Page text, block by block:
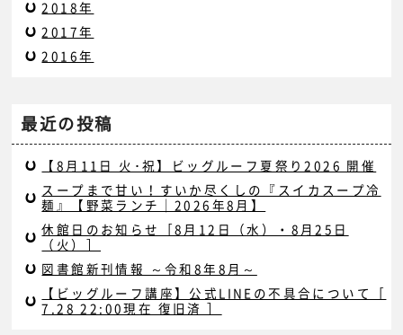
2018年
2017年
2016年
最近の投稿
【8月11日 火･祝】ビッグルーフ夏祭り2026 開催
スープまで甘い！すいか尽くしの『スイカスープ冷
麺』【野菜ランチ｜2026年8月】
休館日のお知らせ［8月12日（水）・8月25日
（火）］
図書館新刊情報 ～令和8年8月～
【ビッグルーフ講座】公式LINEの不具合について［
7.28 22:00現在 復旧済 ］